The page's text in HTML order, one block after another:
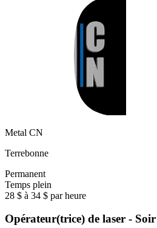
Metal CN
Terrebonne
Permanent
Temps plein
28 $ à 34 $ par heure
Opérateur(trice) de laser - Soir